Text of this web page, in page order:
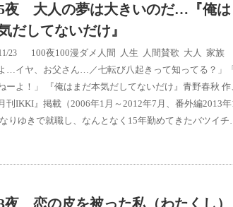
夜 大人の夢は大きいのだ…『俺は
だしてないだけ』
23 100夜100漫ダメ人間 人生 人間賛歌 大人 家族
よ…イヤ、お父さん…／七転び八起きって知ってる？」
ーよ！」 『俺はまだ本気だしてないだけ』青野春秋 作
刊IKKI』掲載（2006年1月～2012年7月、番外編2013年
りゆきで就職し、なんとなく15年勤めてきたバツイ
夜 恋の皮を被った私（わたくし）